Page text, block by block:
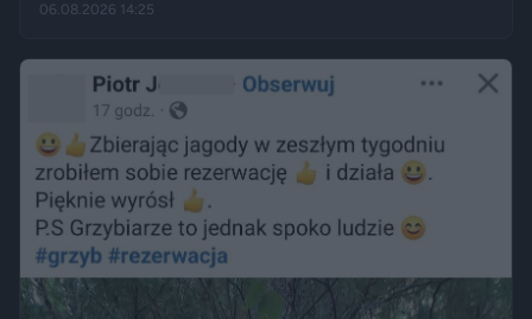
legalne. Jak opisują Gazeta.pl i „Rzeczpospolita”, samo
przez nagość, złamanie regulaminu parku albo zajęcie
trawnika, który nie został przeznaczony do rekreacji.
06.08.2026 14:25